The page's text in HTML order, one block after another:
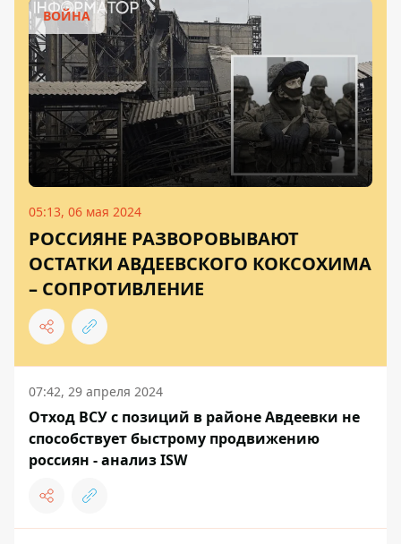
ВОЙНА
05:13, 06 мая 2024
РОССИЯНЕ РАЗВОРОВЫВАЮТ
ОСТАТКИ АВДЕЕВСКОГО КОКСОХИМА
– СОПРОТИВЛЕНИЕ
07:42, 29 апреля 2024
Отход ВСУ с позиций в районе Авдеевки не
способствует быстрому продвижению
россиян - анализ ISW